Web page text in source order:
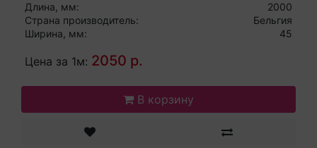
Длина, мм:
2000
Страна производитель:
Бельгия
Ширина, мм:
45
Цена за 1м: 2050 р.
В корзину